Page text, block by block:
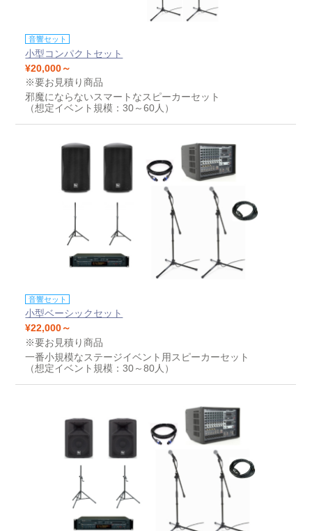
音響セット
小型コンパクトセット
¥20,000～
※要お見積り商品
邪魔にならないスマートなスピーカーセット
（想定イベント規模：30～60人）
音響セット
小型ベーシックセット
¥22,000～
※要お見積り商品
一番小規模なステージイベント用スピーカーセット
（想定イベント規模：30～80人）